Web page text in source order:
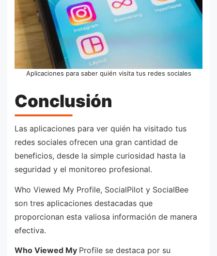
Aplicaciones para saber quién visita tus redes sociales
Conclusión
Las aplicaciones para ver quién ha visitado tus
redes sociales ofrecen una gran cantidad de
beneficios, desde la simple curiosidad hasta la
seguridad y el monitoreo profesional.
Who Viewed My Profile, SocialPilot y SocialBee
son tres aplicaciones destacadas que
proporcionan esta valiosa información de manera
efectiva.
Who Viewed My Profile se destaca por su